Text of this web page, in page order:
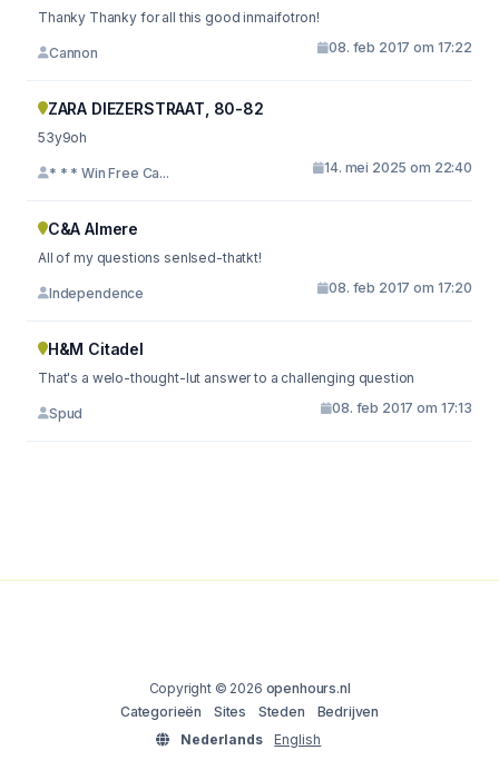
Thanky Thanky for all this good inmaifotron!
Cannon 08. feb 2017 om 17:22
ZARA DIEZERSTRAAT, 80-82
53y9oh
* * * Win Free Ca... 14. mei 2025 om 22:40
C&A Almere
All of my questions senlsed-thatkt!
Independence 08. feb 2017 om 17:20
H&M Citadel
That's a welo-thought-lut answer to a challenging question
Spud 08. feb 2017 om 17:13
Copyright © 2026 openhours.nl
Categorieën
Sites Steden
Bedrijven
Nederlands
English